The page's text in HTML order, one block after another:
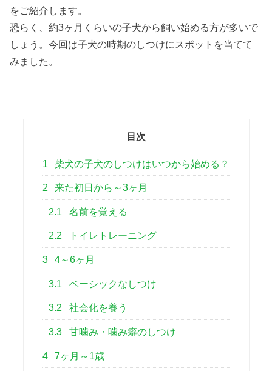
をご紹介します。
恐らく、約3ヶ月くらいの子犬から飼い始める方が多いで
しょう。今回は子犬の時期のしつけにスポットを当てて
みました。
目次
1 柴犬の子犬のしつけはいつから始める？
2 来た初日から～3ヶ月
2.1 名前を覚える
2.2 トイレトレーニング
3 4～6ヶ月
3.1 ベーシックなしつけ
3.2 社会化を養う
3.3 甘噛み・噛み癖のしつけ
4 7ヶ月～1歳